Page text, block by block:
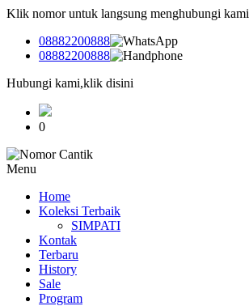
Klik nomor untuk langsung menghubungi kami
08882200888
08882200888
Hubungi kami,klik disini
0
Menu
Home
Koleksi Terbaik
SIMPATI
Kontak
Terbaru
History
Sale
Program